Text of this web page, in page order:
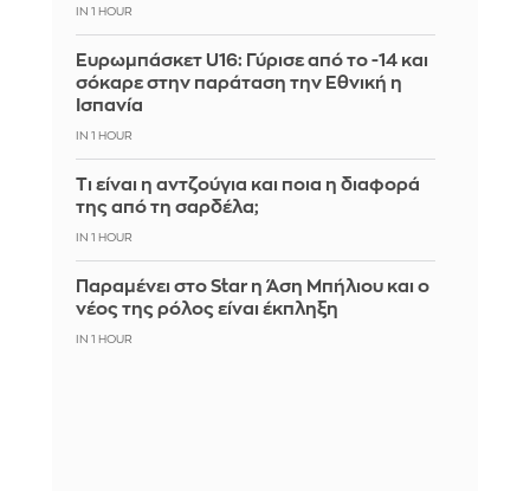
IN 1 HOUR
Ευρωμπάσκετ U16: Γύρισε από το -14 και
σόκαρε στην παράταση την Εθνική η
Ισπανία
IN 1 HOUR
Τι είναι η αντζούγια και ποια η διαφορά
της από τη σαρδέλα;
IN 1 HOUR
Παραμένει στο Star η Άση Μπήλιου και ο
νέος της ρόλος είναι έκπληξη
IN 1 HOUR